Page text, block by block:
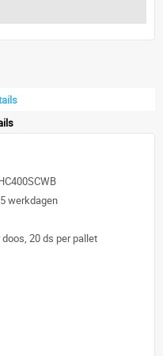
werkdagen
20 ds per pallet